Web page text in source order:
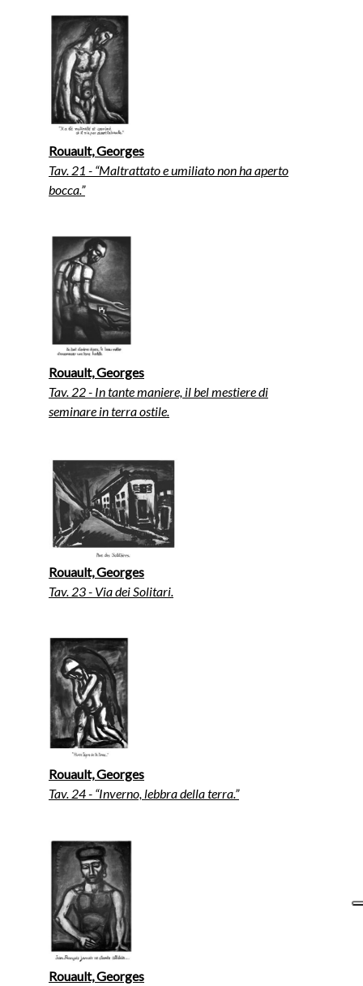
Rouault, Georges
Tav. 21 - “Maltrattato e umiliato non ha aperto
bocca.”
Rouault, Georges
Tav. 22 - In tante maniere, il bel mestiere di
seminare in terra ostile.
Rouault, Georges
Tav. 23 - Via dei Solitari.
Rouault, Georges
Tav. 24 - “Inverno, lebbra della terra.”
Rouault, Georges